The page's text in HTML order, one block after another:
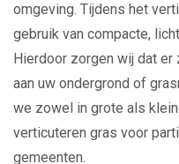
omgeving. Tijdens het
gebruik van compacte,
Hierdoor zorgen wij dat
aan uw ondergrond of
we zowel in grote als
verticuteren gras voor
gemeenten.